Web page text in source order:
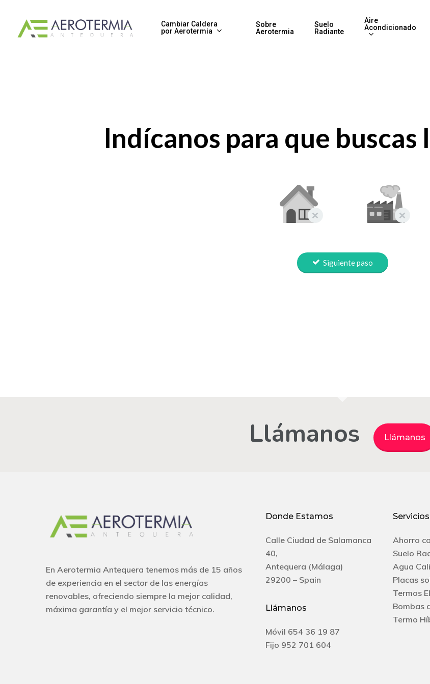
Cambiar Caldera
por Aerotermia
Sobre
Aerotermia
Suelo
Radiante
Aire
Acondicionado
Indícanos para que
Siguiente paso
Llámanos Llámanos
En Aerotermia Antequera tenemos más de 15 años
de experiencia en el sector de las energías
renovables, ofreciendo siempre la mejor calidad,
máxima garantía y el mejor servicio técnico.
Donde Estamos
Calle Ciudad de Salamanca
40,
Antequera (Málaga)
29200 – Spain
Llámanos
Móvil 654 36 19 87
Fijo 952 701 604
Servicios
Ahorro
Suelo
Agua
Placas
Termos
Bombas
Termo